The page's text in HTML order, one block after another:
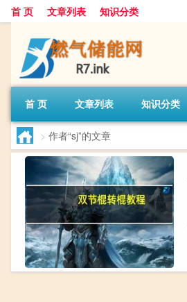
首 页 文章列表 知识分类
首 页 文章列表 知识分类
> 作者“sj”的文章